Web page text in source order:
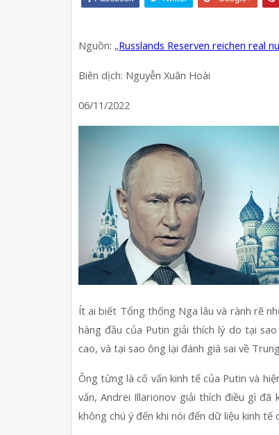
Nguồn: „Russlands Reserven reichen real
Biên dịch: Nguyễn Xuân Hoài
06/11/2022
Ít ai biết Tổng thống Nga lâu và rành rẽ
hàng đầu của Putin giải thích lý do tại
cao, và tại sao ông lại đánh giá sai về
Ông từng là cố vấn kinh tế của Putin và
vấn, Andrei Illarionov giải thích điều gì
không chú ý đến khi nói đến dữ liệu kinh